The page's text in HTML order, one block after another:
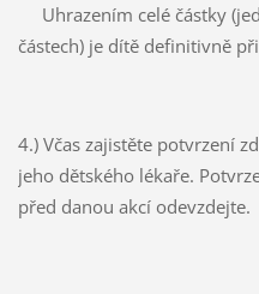
Uhrazením celé částky
částech) je dítě definitivně
4.) Včas zajistěte potvrzení
jeho dětského lékaře.
před danou akcí odevzdejte.